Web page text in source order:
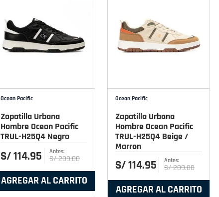
Ocean Pacific
Zapatilla Urbana
Hombre Ocean Pacific
TRUL-H25Q4 Negro
S/114.95 S/209.00
AGREGAR AL CARRITO
Ocean Pacific
Zapatilla Urbana
Hombre Ocean Pacific
TRUL-H25Q4 Beige /
Marron
S/114.95 S/209.00
AGREGAR AL CARRITO